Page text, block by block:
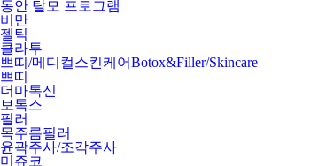
동안 탈모 프로그램
비만
젤틱
클라투
쁘띠/메디컬스킨케어Botox&Filler/Skincare
쁘띠
더마톡신
보톡스
필러
목주름필러
윤곽주사/조각주사
미쥬코